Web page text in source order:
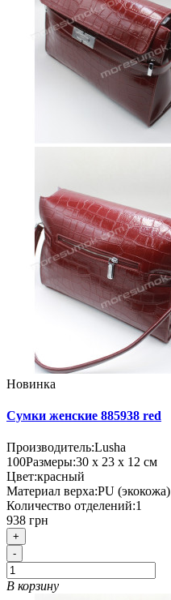
Новинка
Сумки женские 885938 red
Производитель:Lusha
100Размеры:30 х 23 х 12 см
Цвет:красный
Материал верха:PU (экокожа)
Количество отделений:1
938 грн
+
-
В корзину